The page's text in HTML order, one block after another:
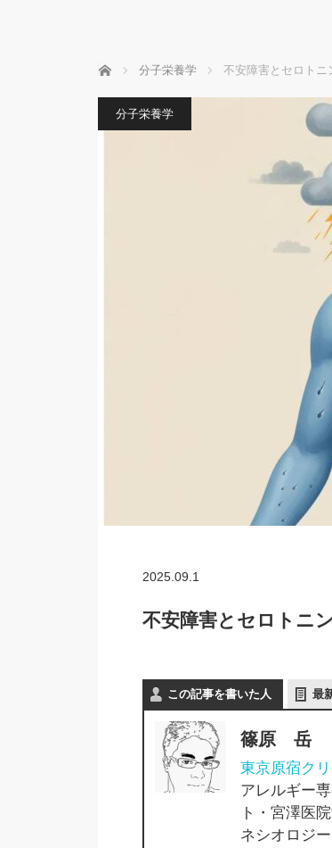
ホーム 分子栄養学 不安障害とセロトニ
分子栄養学
2025.09.1
不安障害とセロトニ
この記事を書いた人 最
篠原 岳
東京原宿ク
アレルギー
ト・宮澤医
ネシオロジ